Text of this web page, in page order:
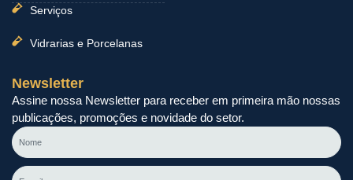
Serviços
Vidrarias e Porcelanas
Newsletter
Assine nossa Newsletter para receber em primeira mão nossas
publicações, promoções e novidade do setor.
Nome
E-